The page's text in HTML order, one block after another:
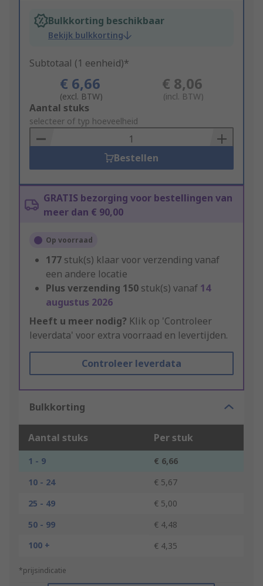
Bulkkorting beschikbaar
Bekijk bulkkorting
Subtotaal (1 eenheid)*
€ 6,66
(excl. BTW)
€ 8,06
(incl. BTW)
Add
to
Basket
Aantal stuks
selecteer of typ hoeveelheid
Bestellen
GRATIS bezorging voor bestellingen van
meer dan € 90,00
Op voorraad
177 stuk(s) klaar voor verzending vanaf
een andere locatie
Plus verzending 150 stuk(s) vanaf 14
augustus 2026
Heeft u meer nodig? Klik op 'Controleer
leverdata' voor extra voorraad en levertijden.
Controleer leverdata
Bulkkorting
Aantal stuks Per stuk
1 - 9
€ 6,66
10 - 24
€ 5,67
25 - 49
€ 5,00
50 - 99
€ 4,48
100 +
€ 4,35
*prijsindicatie